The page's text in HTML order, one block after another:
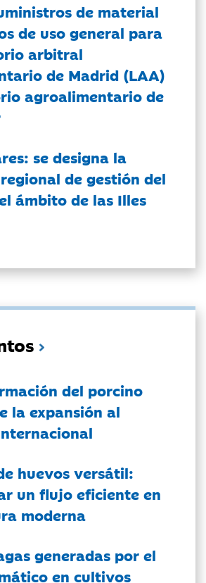
de material
de uso general para
arbitral
de Madrid (LAA)
agroalimentario de
se designa la
de gestión del
ámbito de las Illes
del porcino
la expansión al
huevos versátil:
un flujo eficiente en
moderna
generadas por el
en cultivos